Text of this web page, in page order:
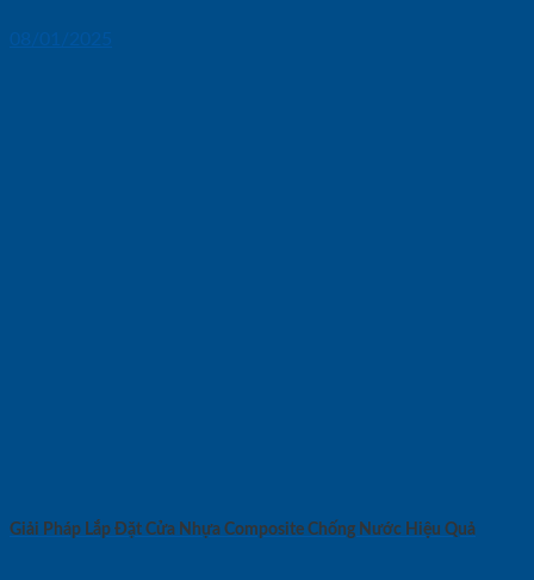
08/01/2025
Giải Pháp Lắp Đặt Cửa Nhựa Composite Chống Nước Hiệu Quả